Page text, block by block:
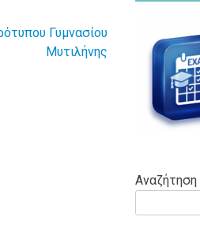
Γυμνασίου
Μυτιλήνης
Αναζήτηση